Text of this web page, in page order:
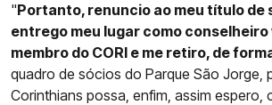
"Portanto, renuncio ao meu título de
entrego meu lugar como
membro do CORI e me retiro, de
quadro de sócios do Parque São Jorge,
Corinthians possa, enfim, assim espero,